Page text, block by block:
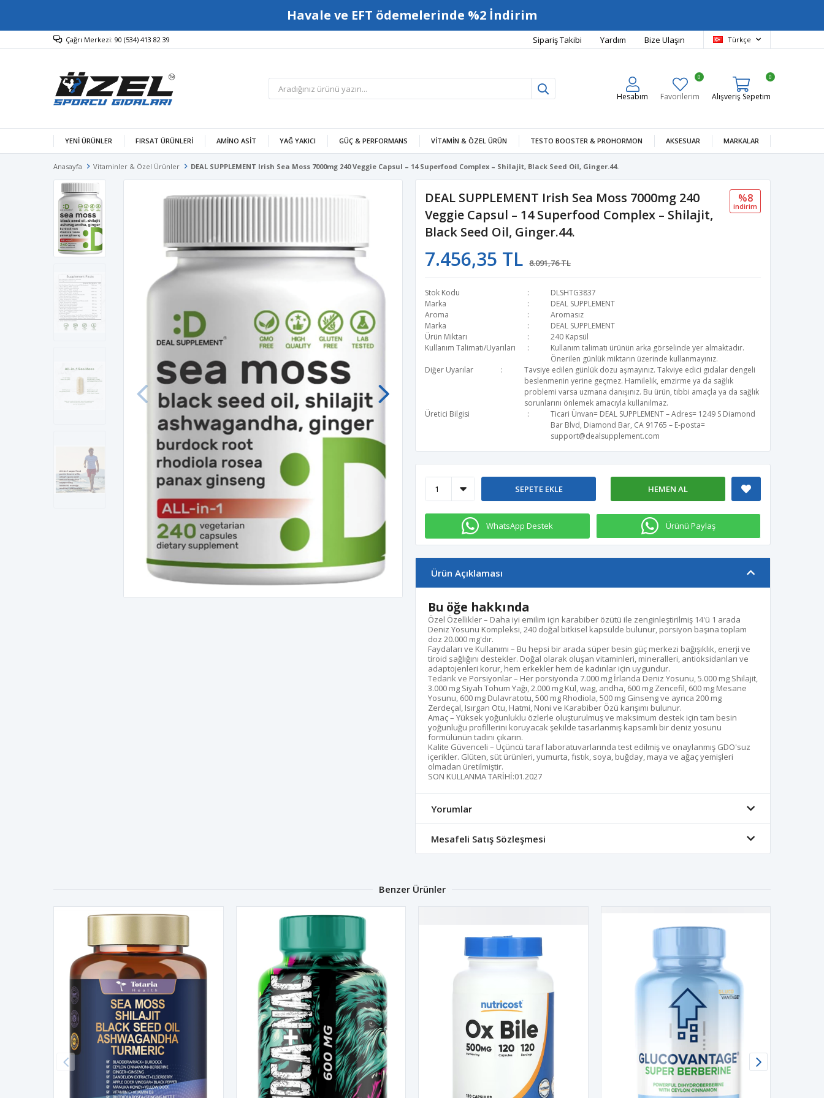
Havale ve EFT ödemelerinde %2 İndirim
Çağrı Merkezi: 90 (534) 413 82 39 Sipariş Takibi Yardım Bize Ulaşın Türkçe
Hesabım Favorilerim
0
Alışveriş Sepetim
0
YENİ ÜRÜNLER FIRSAT ÜRÜNLERİ AMINO ASIT YAĞ YAKICI GÜÇ & PERFORMANS VITAMIN & ÖZEL ÜRÜN TESTO BOOSTER & PROHORMON AKSESUAR MARKALAR
Anasayfa Vitaminler & Özel Ürünler DEAL SUPPLEMENT Irish Sea Moss 7000mg 240 Veggie Capsul – 14 Superfood Complex – Shilajit, Black Seed Oil, Ginger.44.
DEAL SUPPLEMENT Irish Sea Moss 7000mg 240
Veggie Capsul – 14 Superfood Complex – Shilajit,
Black Seed Oil, Ginger.44.
7.456,35 TL 8.091,76 TL
%8
i̇ndi̇ri̇m
Stok Kodu
DLSHTG3837
Marka
DEAL SUPPLEMENT
Aroma
Aromasız
Marka
DEAL SUPPLEMENT
Ürün Miktarı
240 Kapsül
Kullanım Talimatı/Uyarıları
Kullanım talimatı ürünün arka görselinde yer almaktadır.
Önerilen günlük miktarın üzerinde kullanmayınız.
Diğer Uyarılar
Tavsiye edilen günlük dozu aşmayınız. Takviye edici gıdalar dengeli
beslenmenin yerine geçmez. Hamilelik, emzirme ya da sağlık
problemi varsa uzmana danışınız. Bu ürün, tıbbi amaçla ya da sağlık
sorunlarını önlemek amacıyla kullanılmaz.
Üretici Bilgisi
Ticari Ünvan= DEAL SUPPLEMENT – Adres= 1249 S Diamond
Bar Blvd, Diamond Bar, CA 91765 – E-posta=
support@dealsupplement.com
HEMEN AL
SEPETE EKLE
WhatsApp Destek Ürünü Paylaş
Ürün Açıklaması
Bu öğe hakkında
Özel Özellikler – Daha iyi emilim için karabiber özütü ile zenginleştirilmiş 14'ü 1 arada
Deniz Yosunu Kompleksi, 240 doğal bitkisel kapsülde bulunur, porsiyon başına toplam
doz 20.000 mg'dır.
Faydaları ve Kullanımı – Bu hepsi bir arada süper besin güç merkezi bağışıklık, enerji ve
tiroid sağlığını destekler. Doğal olarak oluşan vitaminleri, mineralleri, antioksidanları ve
adaptojenleri korur, hem erkekler hem de kadınlar için uygundur.
Tedarik ve Porsiyonlar – Her porsiyonda 7.000 mg İrlanda Deniz Yosunu, 5.000 mg Shilajit,
3.000 mg Siyah Tohum Yağı, 2.000 mg Kül, wag, andha, 600 mg Zencefil, 600 mg Mesane
Yosunu, 600 mg Dulavratotu, 500 mg Rhodiola, 500 mg Ginseng ve ayrıca 200 mg
Zerdeçal, Isırgan Otu, Hatmi, Noni ve Karabiber Özü karışımı bulunur.
Amaç – Yüksek yoğunluklu özlerle oluşturulmuş ve maksimum destek için tam besin
yoğunluğu profillerini koruyacak şekilde tasarlanmış kapsamlı bir deniz yosunu
formülünün tadını çıkarın.
Kalite Güvenceli – Üçüncü taraf laboratuvarlarında test edilmiş ve onaylanmış GDO'suz
içerikler. Glüten, süt ürünleri, yumurta, fıstık, soya, buğday, maya ve ağaç yemişleri
olmadan üretilmiştir.
SON KULLANMA TARİHİ:01.2027
Yorumlar
Mesafeli Satış Sözleşmesi
Benzer Ürünler